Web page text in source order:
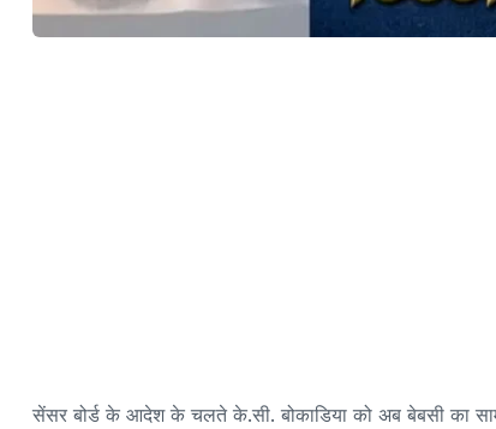
सेंसर बोर्ड के आदेश के चलते के.सी. बोकाडिया को अब बेबसी का